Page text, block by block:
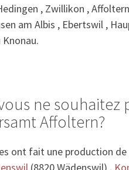
, Zwillikon ,
am Albis , Ebertswil ,
ne
Affoltern?
ont fait une production de